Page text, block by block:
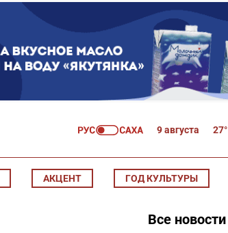
9 августа 27°
АКЦЕНТ ГОД КУЛЬТУРЫ
Все новости